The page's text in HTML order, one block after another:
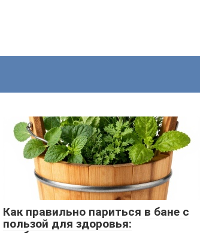
Как правильно париться в бане с
пользой для здоровья: